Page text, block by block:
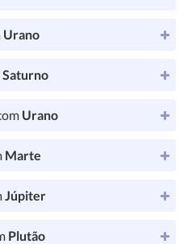
Urano
Saturno
Urano
Marte
Júpiter
Plutão